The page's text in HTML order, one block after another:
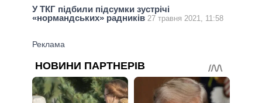
У ТКГ підбили підсумки зустрічі
«нормандських» радників 27 травня 2021, 11:58